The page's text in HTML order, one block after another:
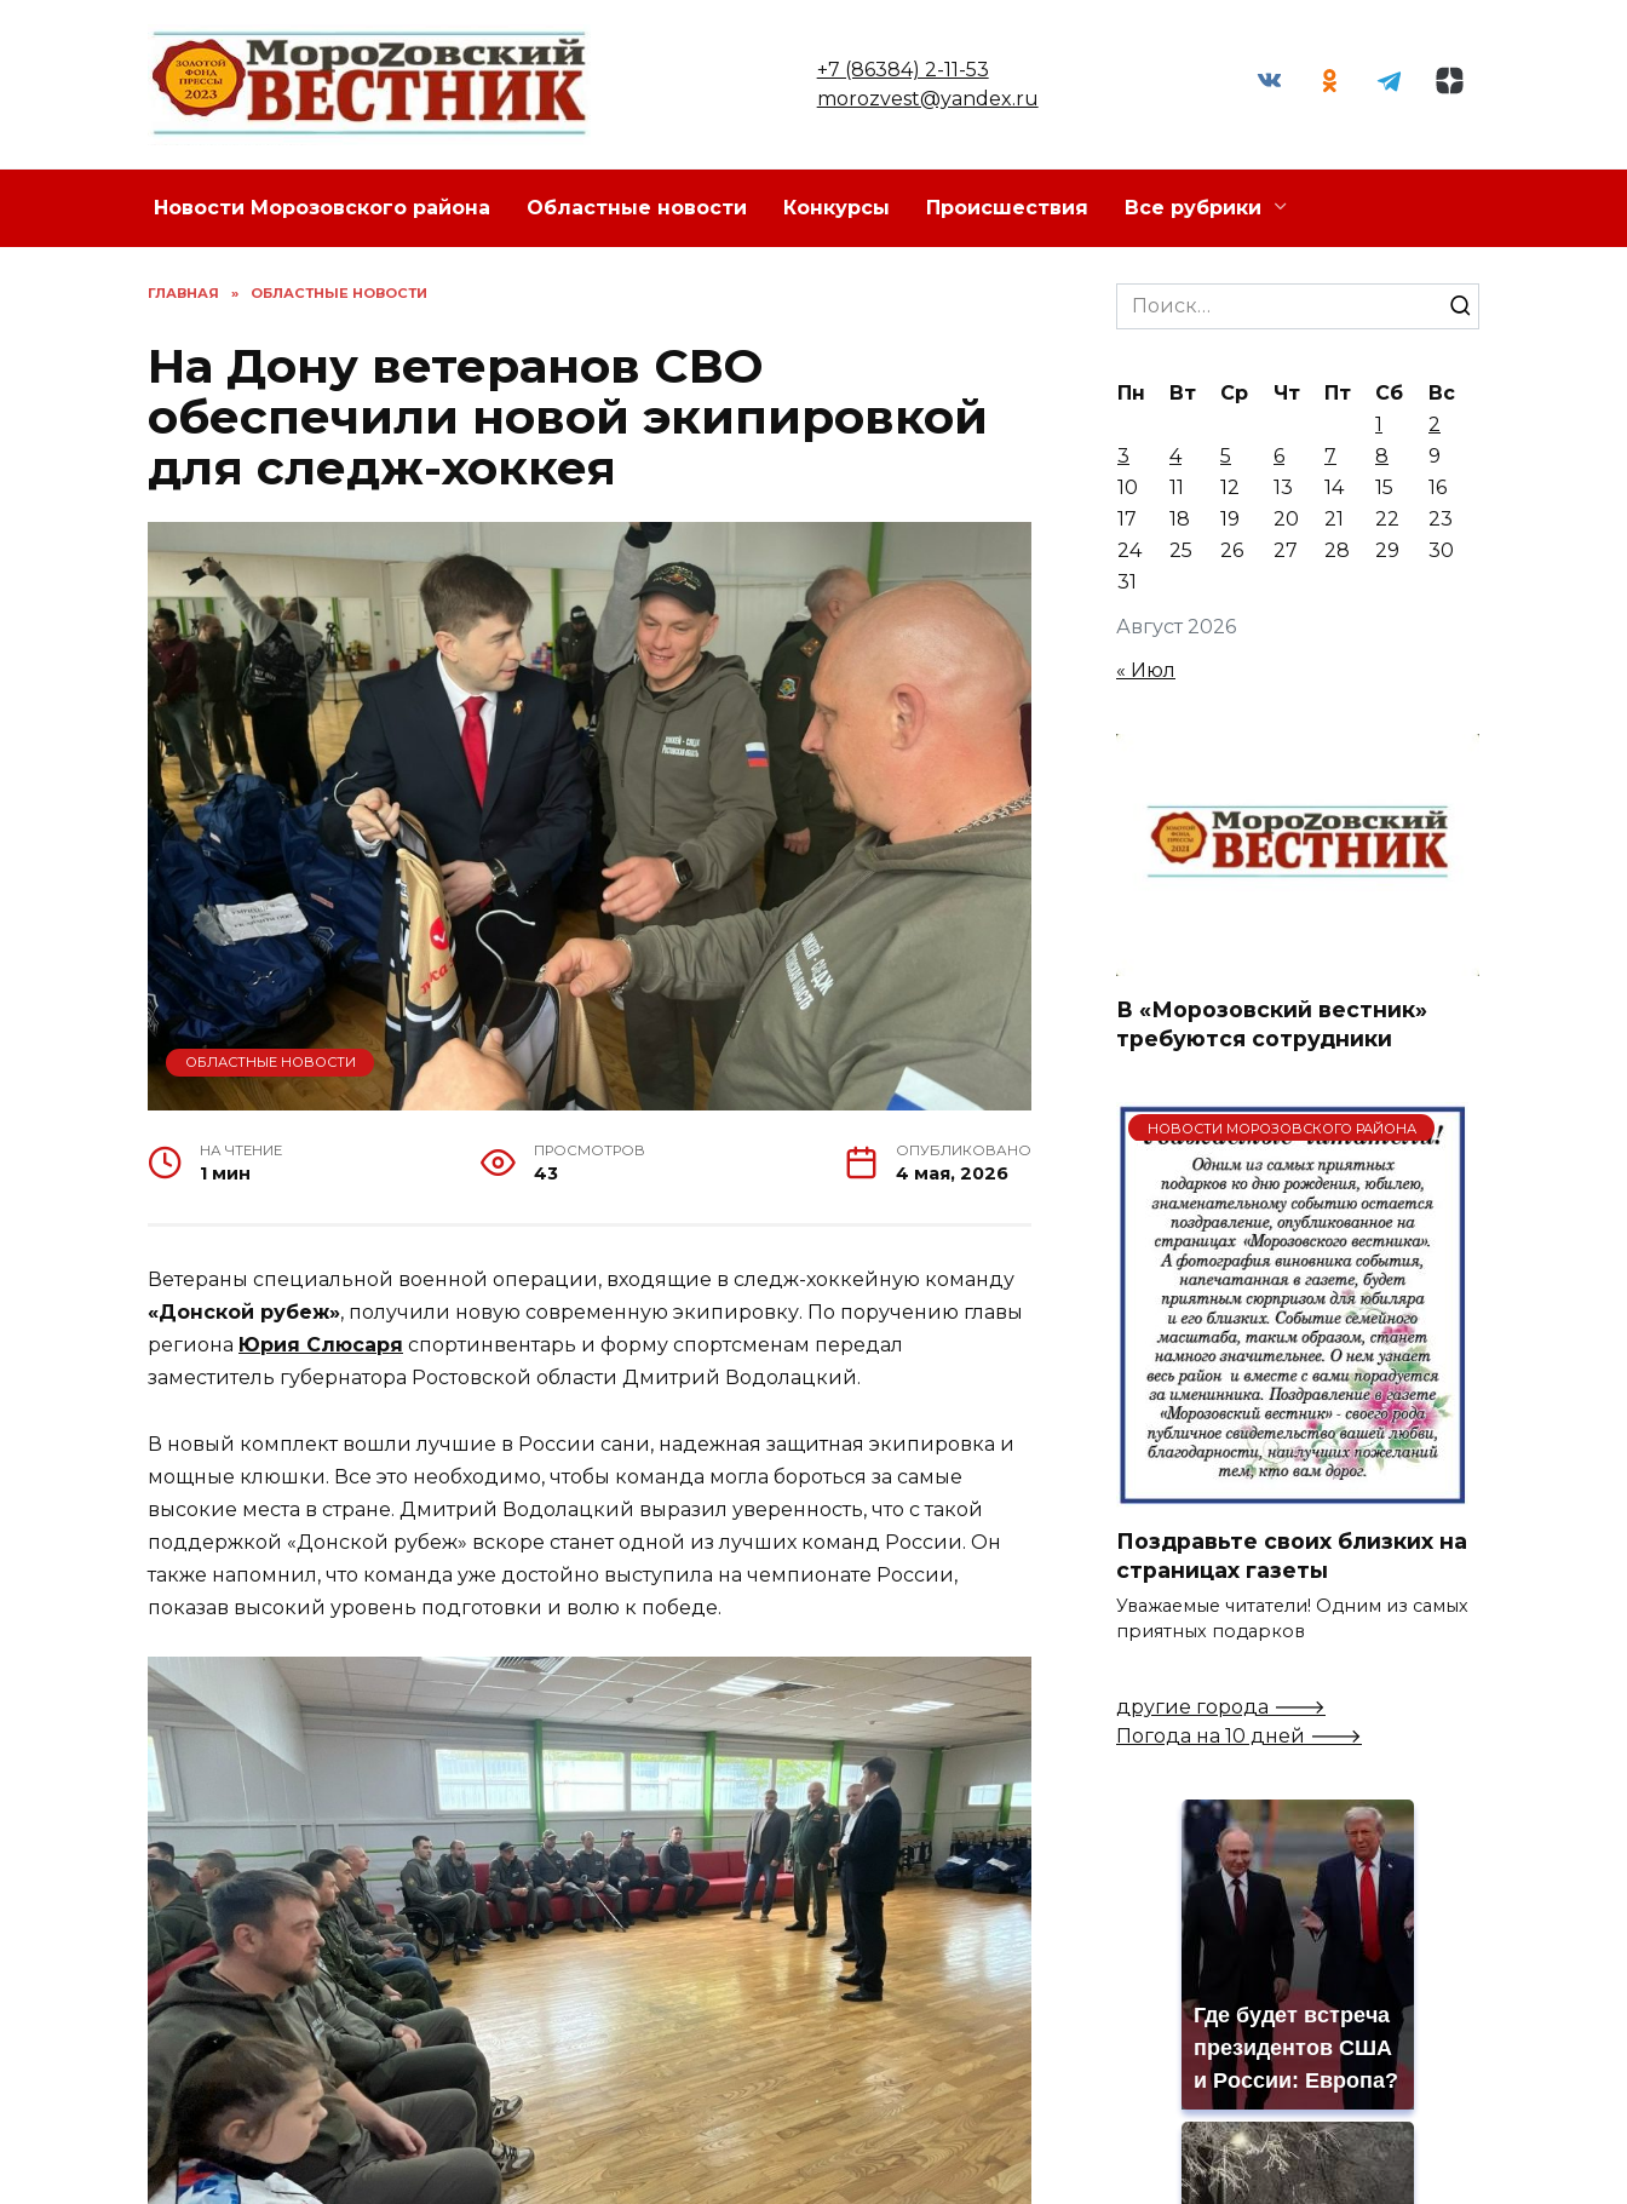
+7 (86384) 2-11-53
morozvest@yandex.ru
Новости Морозовского района Областные новости Конкурсы Происшествия Все рубрики
ГЛАВНАЯ » ОБЛАСТНЫЕ НОВОСТИ
На Дону ветеранов СВО
обеспечили новой экипировкой
для следж-хоккея
ОБЛАСТНЫЕ НОВОСТИ
НА ЧТЕНИЕ
1 мин
ПРОСМОТРОВ
43
ОПУБЛИКОВАНО
4 мая, 2026
Ветераны специальной военной операции, входящие в следж-хоккейную команду
«Донской рубеж», получили новую современную экипировку. По поручению главы
региона Юрия Слюсаря спортинвентарь и форму спортсменам передал
заместитель губернатора Ростовской области Дмитрий Водолацкий.
В новый комплект вошли лучшие в России сани, надежная защитная экипировка и
мощные клюшки. Все это необходимо, чтобы команда могла бороться за самые
высокие места в стране. Дмитрий Водолацкий выразил уверенность, что с такой
поддержкой «Донской рубеж» вскоре станет одной из лучших команд России. Он
также напомнил, что команда уже достойно выступила на чемпионате России,
показав высокий уровень подготовки и волю к победе.
Search
for:
Август 2026
Пн Вт Ср Чт Пт Сб
Вс
1
2
3
4 5 6 7 8
9
10
11 12 13 14 15
16
17
18 19 20 21 22
23
24
25 26 27 28 29
30
31
« Июл
В «Морозовский вестник»
требуются сотрудники
НОВОСТИ МОРОЗОВСКОГО РАЙОНА
Поздравьте своих близких на
страницах газеты
Уважаемые читатели! Одним из самых
приятных подарков
другие города 🡒
Погода на 10 дней 🡒
Где будет встреча
президентов США
и России: Европа?